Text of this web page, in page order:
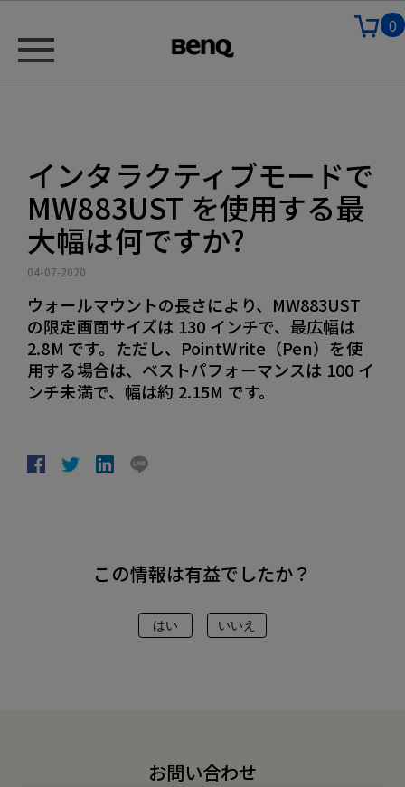
0
インタラクティブモードで
MW883UST を使用する最
大幅は何ですか?
04-07-2020
ウォールマウントの長さにより、MW883UST
の限定画面サイズは 130 インチで、最広幅は
2.8M です。ただし、PointWrite（Pen）を使
用する場合は、ベストパフォーマンスは 100 イ
ンチ未満で、幅は約 2.15M です。
この情報は有益でしたか？
はい いいえ
お問い合わせ